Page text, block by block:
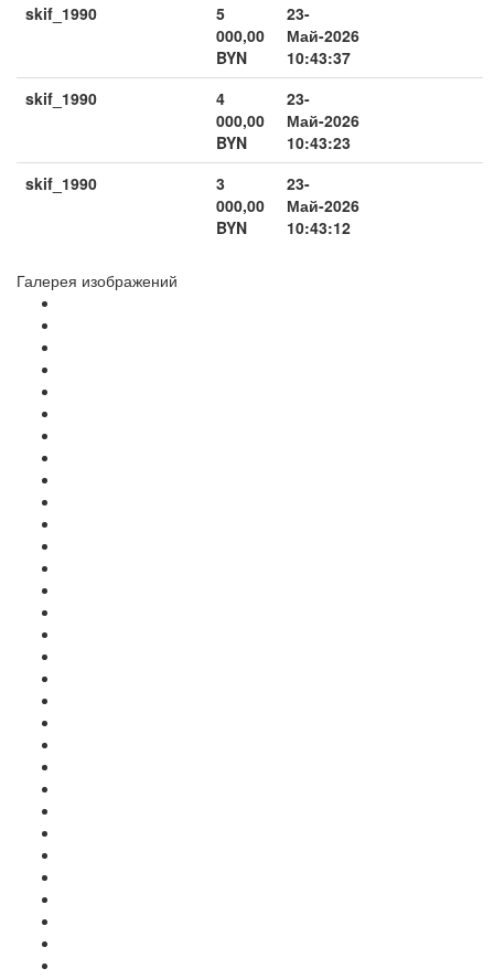
skif_1990
5
000,00
BYN
23-
Май-2026
10:43:37
skif_1990
4
000,00
BYN
23-
Май-2026
10:43:23
skif_1990
3
000,00
BYN
23-
Май-2026
10:43:12
Галерея изображений